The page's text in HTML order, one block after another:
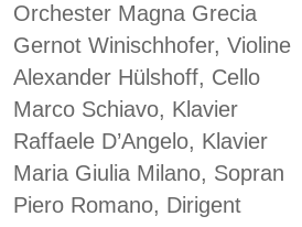
Orchester Magna Grecia
Gernot Winischhofer, Violine
Alexander Hülshoff, Cello
Marco Schiavo, Klavier
Raffaele D’Angelo, Klavier
Maria Giulia Milano, Sopran
Piero Romano, Dirigent